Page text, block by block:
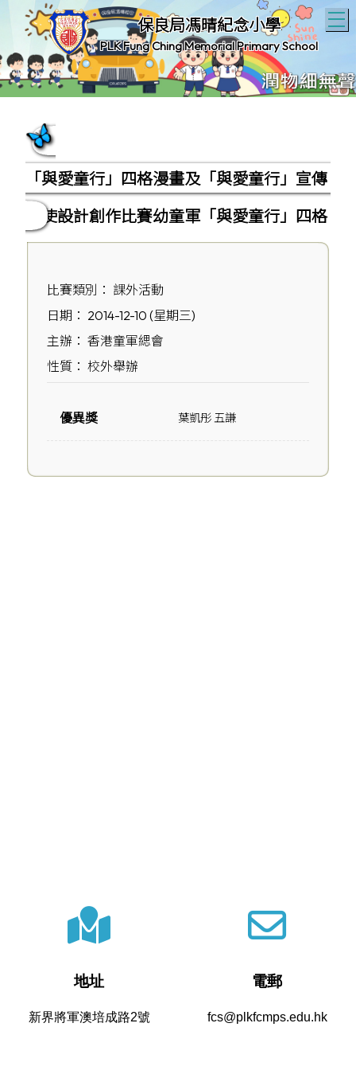
保良局馮晴紀念小學
PLK Fung Ching Memorial Primary School
「與愛童行」四格漫畫及「與愛童行」宣傳
大使設計創作比賽幼童軍「與愛童行」四格
比賽類別： 課外活動
日期： 2014-12-10 (星期三)
主辦： 香港童軍緦會
性質： 校外舉辦
優異獎 葉凱彤 五謙
地址
新界將軍澳培成路2號
電郵
fcs@plkfcmps.edu.hk